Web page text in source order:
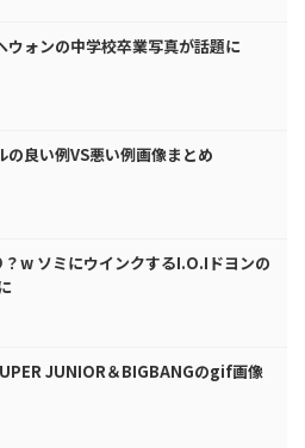
ウォンの中学校卒業写真が話題に
の良い例VS悪い例画像まとめ
w ソミにウインクするI.O.Iドヨンの
JUNIOR＆BIGBANGのgif画像